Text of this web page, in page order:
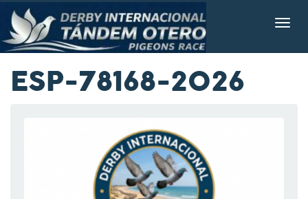
ESP-78168-2026